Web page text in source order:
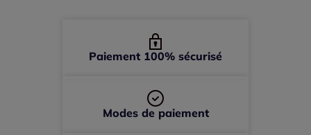
Paiement 100% sécurisé
Modes de paiement